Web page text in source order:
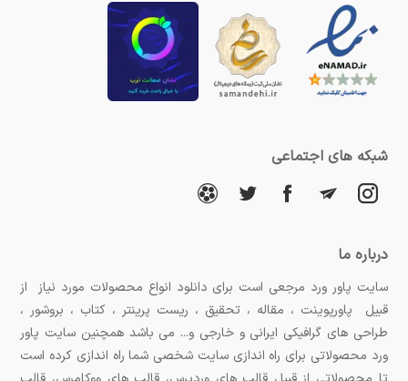
شبکه های اجتماعی
درباره ما
سایت پاور ورد مرجعی است برای دانلود انواع محصولات مورد نیاز از
قبیل پاورپوینت ، مقاله ، تحقیق ، ریست پرینتر ، کتاب ، بروشور ،
طراحی های گرافیکی ایرانی و خارجی و... می باشد همچنین سایت پاور
ورد محصولاتی برای راه اندازی سایت شخصی شما راه اندازی کرده است